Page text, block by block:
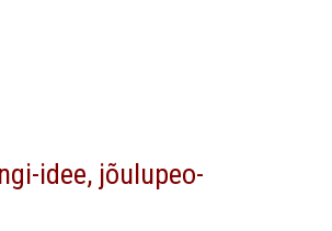
idee, jõulupeo-